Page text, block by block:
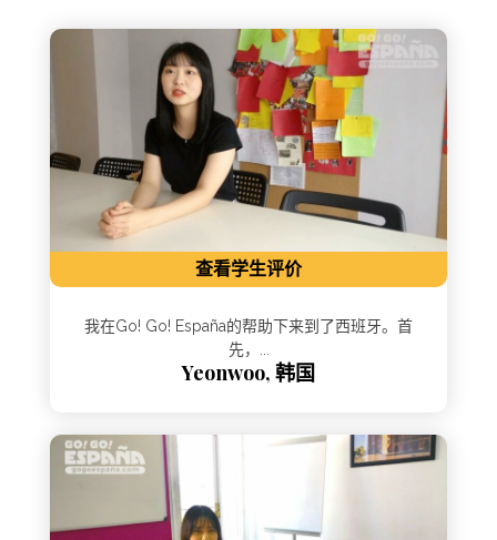
查看学生评价
我在Go! Go! España的帮助下来到了西班牙。首
先，...
Yeonwoo, 韩国